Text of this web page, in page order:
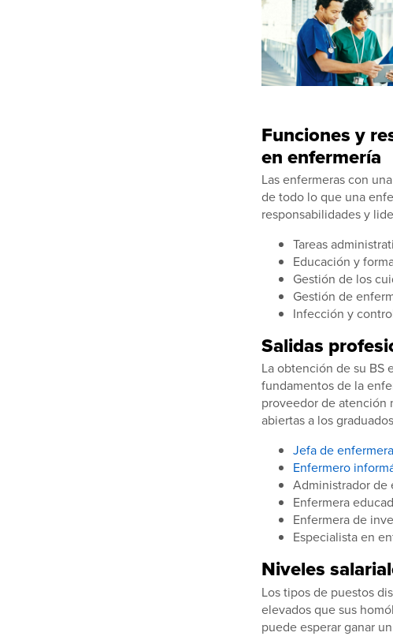
Funciones y
en enfermería
Las enfermeras con
de todo lo que una
responsabilidades y
Tareas
Educación y
Gestión de los
Gestión de
Infección y
Salidas
La obtención de su BS
fundamentos de la
proveedor de atención
abiertas a los
Jefa de
Enfermero
Administrador de
Enfermera
Enfermera de
Especialista en
Niveles
Los tipos de puestos
elevados que sus
puede esperar ganar